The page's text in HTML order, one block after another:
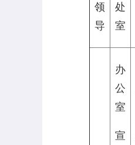
领
导
处
室
办
公
室
宣